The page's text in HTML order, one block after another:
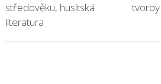
středověku, husitská
literatura